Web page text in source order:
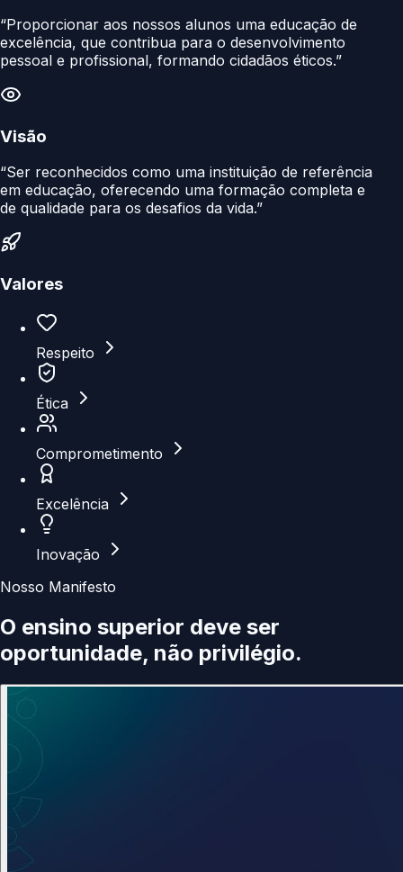
“Proporcionar aos nossos alunos uma educação de
excelência, que contribua para o desenvolvimento
pessoal e profissional, formando cidadãos éticos.”
Visão
“Ser reconhecidos como uma instituição de referência
em educação, oferecendo uma formação completa e
de qualidade para os desafios da vida.”
Valores
Respeito
Ética
Comprometimento
Excelência
Inovação
Nosso Manifesto
O ensino superior deve ser
oportunidade, não privilégio.